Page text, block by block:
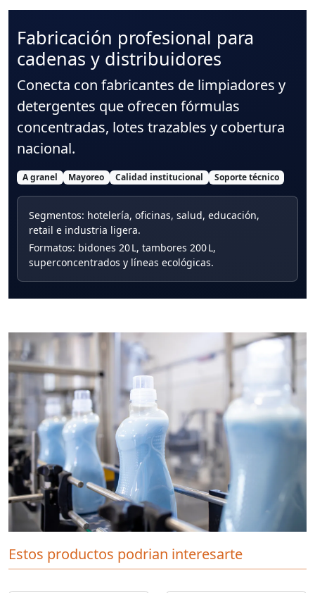
Fabricación profesional para
cadenas y distribuidores
Conecta con fabricantes de limpiadores y
detergentes que ofrecen fórmulas
concentradas, lotes trazables y cobertura
nacional.
A granel Mayoreo Calidad institucional Soporte técnico
Segmentos: hotelería, oficinas, salud, educación,
retail e industria ligera.
Formatos: bidones 20 L, tambores 200 L,
superconcentrados y líneas ecológicas.
Estos productos podrian interesarte